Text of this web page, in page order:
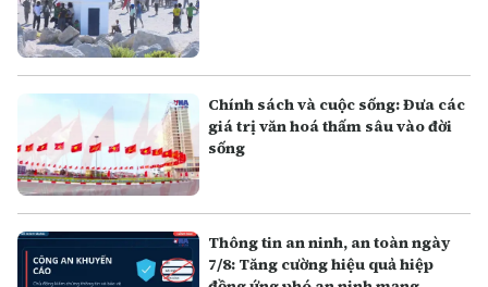
Chính sách và cuộc sống: Đưa các
giá trị văn hoá thấm sâu vào đời
sống
Thông tin an ninh, an toàn ngày
7/8: Tăng cường hiệu quả hiệp